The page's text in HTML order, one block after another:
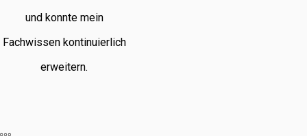
und konnte mein
Fachwissen kontinuierlich
erweitern.